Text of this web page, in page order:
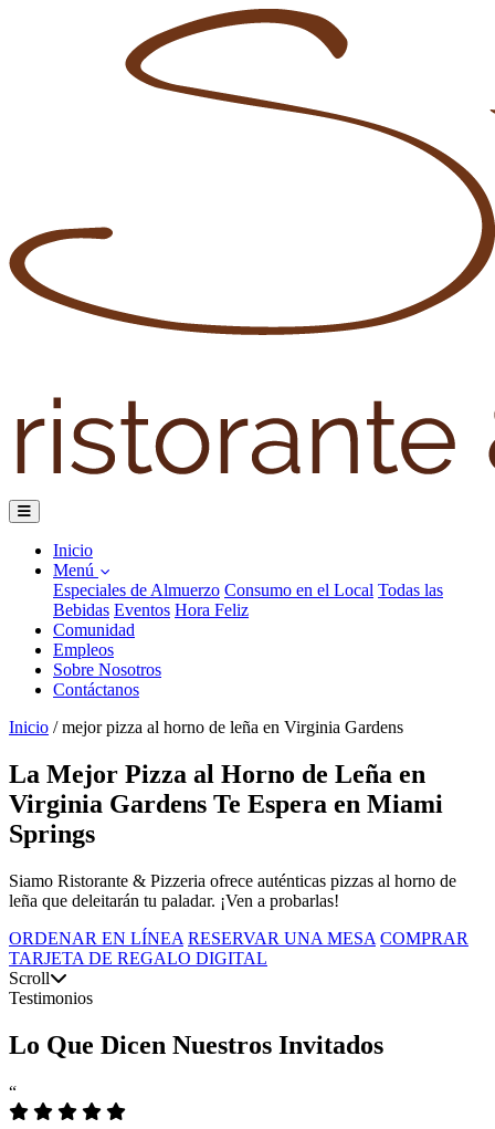
Inicio
Menú
Especiales de Almuerzo Consumo en el Local Todas las
Bebidas Eventos Hora Feliz
Comunidad
Empleos
Sobre Nosotros
Contáctanos
Inicio / mejor pizza al horno de leña en Virginia Gardens
La Mejor Pizza al Horno de Leña en
Virginia Gardens Te Espera en Miami
Springs
Siamo Ristorante & Pizzeria ofrece auténticas pizzas al horno de
leña que deleitarán tu paladar. ¡Ven a probarlas!
ORDENAR EN LÍNEA RESERVAR UNA MESA COMPRAR
TARJETA DE REGALO DIGITAL
Scroll
Testimonios
Lo Que Dicen Nuestros Invitados
“